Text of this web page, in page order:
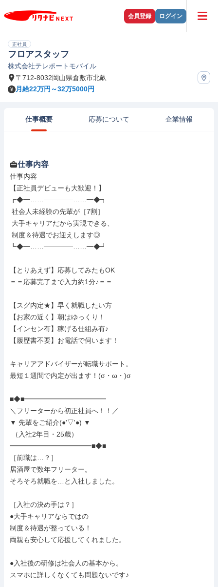
会員登録 ログイン
正社員
フロアスタッフ
株式会社テレポートモバイル
〒712-8032岡山県倉敷市北畝
月給22万円～32万5000円
仕事概要 応募について 企業情報
仕事内容
仕事内容
【正社員デビューも大歓迎！】
┏◆━……──────……━◆┓
┗◆━……──────……━◆┛
【とりあえず】応募してみたもOK
＝＝応募完了まで入力約1分♪＝＝
【スグ内定★】早く就職したい方
【お家の近く】朝はゆっくり！
【インセン有】稼げる仕組み有♪
【履歴書不要】お電話で伺います！
キャリアアドバイザーが転職サポート。
最短１週間で内定が出ます！(σ・ω・)σ
■◆■━━━━━━━━━━━━
＼フリーターから初正社員へ！！／
▼ 先輩をご紹介(●'▽'●) ▼
━━━━━━━━━━━━■◆■
［前職は…？］
居酒屋で数年フリーター。
そろそろ就職を…と入社しました。
［入社の決め手は？］
●大手キャリアならではの
制度＆待遇が整っている！
両親も安心して応援してくれました。
●入社後の研修は社会人の基本から。
スマホに詳しくなくても問題ないです♪